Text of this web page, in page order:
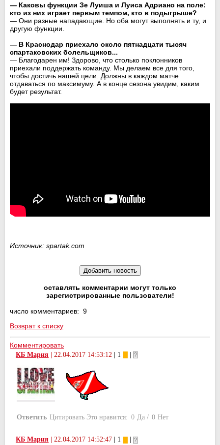
— Каковы функции Зе Луиша и Луиса Адриано на поле:
кто из них играет первым темпом, кто в подыгрыше?
— Они разные нападающие. Но оба могут выполнять и ту, и
другую функции.
— В Краснодар приехало около пятнадцати тысяч
спартаковских болельщиков...
— Благодарен им! Здорово, что столько поклонников
приехали поддержать команду. Мы делаем все для того,
чтобы достичь нашей цели. Должны в каждом матче
отдаваться по максимуму. А в конце сезона увидим, каким
будет результат.
Источник: spartak.com
оставлять комментарии могут только
зарегистрированные пользователи!
число комментариев: 9
Возврат к списку
Комментировать
КБ Мария | 22.04.2017 14:53:12 | 1 |
Ответить Цитировать Это нравится: 0 Да / 0 Нет
КБ Мария 22.04.2017 14:52:47 | 1